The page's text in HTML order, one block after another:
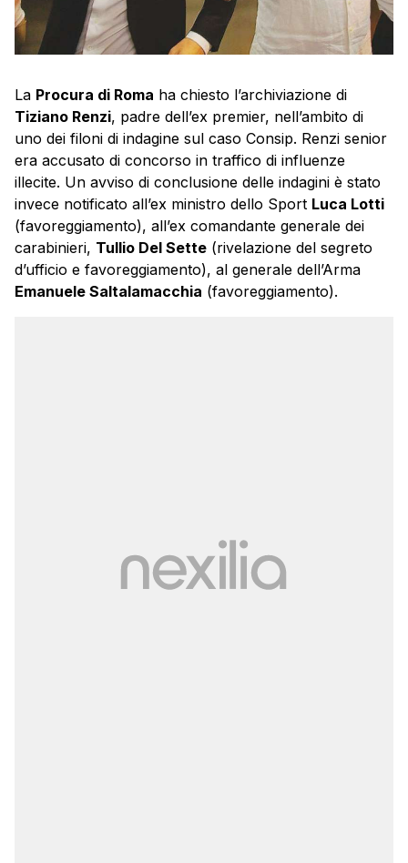
La Procura di Roma ha chiesto l’archiviazione di
Tiziano Renzi, padre dell’ex premier, nell’ambito di
uno dei filoni di indagine sul caso Consip. Renzi senior
era accusato di concorso in traffico di influenze
illecite. Un avviso di conclusione delle indagini è stato
invece notificato all’ex ministro dello Sport Luca Lotti
(favoreggiamento), all’ex comandante generale dei
carabinieri, Tullio Del Sette (rivelazione del segreto
d’ufficio e favoreggiamento), al generale dell’Arma
Emanuele Saltalamacchia (favoreggiamento).